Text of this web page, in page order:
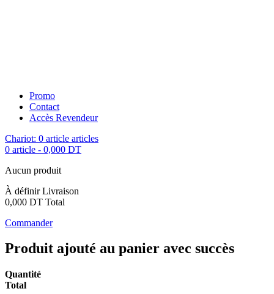
Promo
Contact
Accès Revendeur
Chariot: 0 article articles
0 article - 0,000 DT
Aucun produit
À définirLivraison
0,000 DT Total
Commander
Produit ajouté au panier avec succès
Quantité
Total